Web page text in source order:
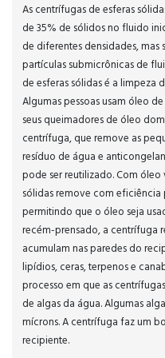
As centrífugas de esferas
de 35% de sólidos no fluido
de diferentes densidades,
partículas submicrônicas de
de esferas sólidas é a limpeza
Algumas pessoas usam óleo
seus queimadores de óleo
centrífuga, que remove as
resíduo de água e
pode ser reutilizado. Com
sólidas remove com
permitindo que o óleo seja
recém-prensado, a centrífuga
acumulam nas paredes do
lipídios, ceras, terpenos e
processo em que as
de algas da água. Algumas
mícrons. A centrífuga faz um
recipiente.